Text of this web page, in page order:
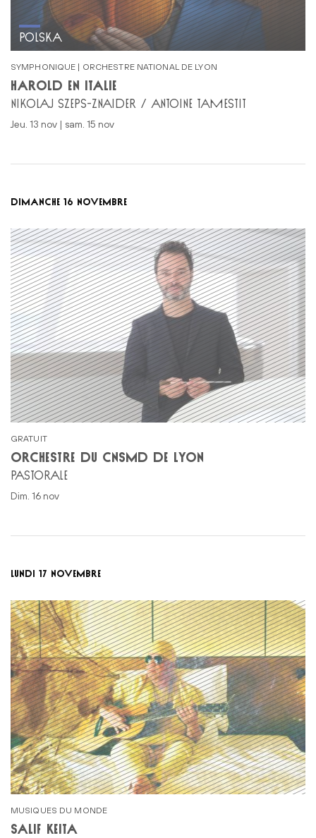
SYMPHONIQUE | ORCHESTRE NATIONAL DE LYON
HAROLD EN ITALIE
NIKOLAJ SZEPS-ZNAIDER / ANTOINE TAMESTIT
jeu. 13 nov | sam. 15 nov
POLSKA
DIMANCHE 16 NOVEMBRE
GRATUIT
ORCHESTRE DU CNSMD DE LYON
PASTORALE
dim. 16 nov
LUNDI 17 NOVEMBRE
MUSIQUES DU MONDE
SALIF KEÏTA